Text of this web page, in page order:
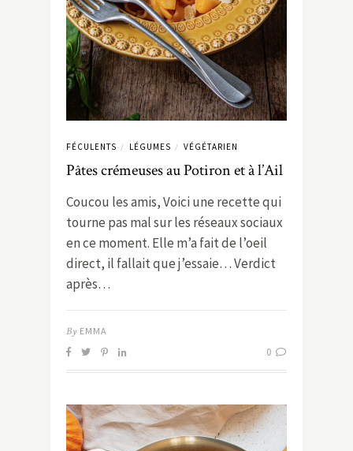
FÉCULENTS / LÉGUMES / VÉGÉTARIEN
Pâtes crémeuses au Potiron et à l’Ail
Coucou les amis, Voici une recette qui
tourne pas mal sur les réseaux sociaux
en ce moment. Elle m’a fait de l’oeil
direct, il fallait que j’essaie… Verdict
après…
By EMMA
0